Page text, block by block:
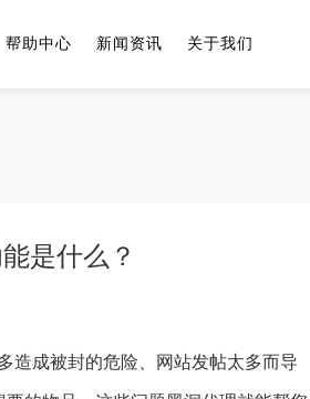
帮助中心 新闻资讯 关于我们
是什么？
造成被封的危险、网站发帖太多而导